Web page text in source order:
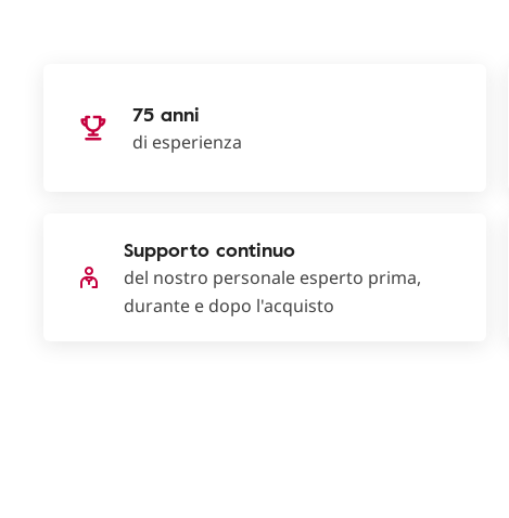
75 anni
di esperienza
Supporto continuo
del nostro personale esperto prima,
durante e dopo l'acquisto